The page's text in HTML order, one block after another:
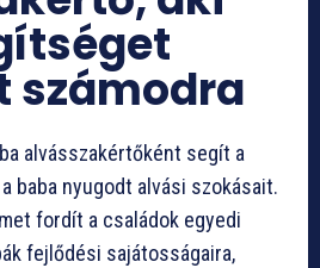
számodra
alvásszakértőként segít a
baba nyugodt alvási szokásait.
fordít a családok egyedi
fejlődési sajátosságaira,